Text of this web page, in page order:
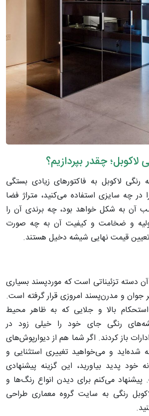
چقدر بپردازیم؟
رنگی لاکوبل به فاکتورهای زیادی بستگی
در چه سایزی استفاده می‌کنید، متراژ فضا
آن به شکل خواهد بود، چه برندی آن را
اولیه و ضخامت و کیفیت آن به چه صورت
قیمت نهایی شیشه دخیل هستند.
آن دسته تزئیناتی است که موردپسند بسیاری
جوان و مدرن‌پسند امروزی قرار گرفته است.
بالا و جلایی که به ظاهر محیط
رنگی جای خود را خیلی زود در
باز کردند. اگر شما هم از دیوارپوش‌های
شده‌اید و می‌خواهید تغییری استثنایی و
خود پدید بیاورید، این گزینه پیشنهادی
می‌کنم برای دیدن انواع رنگ‌ها و
رنگی به سایت گروه معماری طراحی